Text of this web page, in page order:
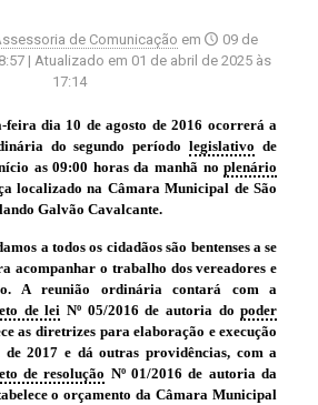
de Comunicação em
09 de
| Atualizado em 01 de abril de 2025 às
17:14
dia 10 de agosto de 2016 ocorrerá a
do segundo períodolegislativo de
as 09:00 horas da manhã noplenário
localizado na Câmara Municipal de São
Galvão Cavalcante.
a todos os cidadãos são bentenses a se
acompanhar o trabalho dos vereadores e
A reunião ordinária contará com a
de lei Nº 05/2016 de autoria dopoder
as diretrizes para elaboração e execução
2017 e dá outras providências, com a
de resolução Nº 01/2016 de autoria da
o orçamento da Câmara Municipal